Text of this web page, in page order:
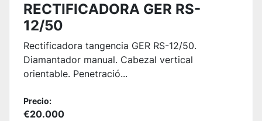
RECTIFICADORA GER RS-
12/50
Rectificadora tangencia GER RS-12/50.
Diamantador manual. Cabezal vertical
orientable. Penetració...
Precio:
€20.000